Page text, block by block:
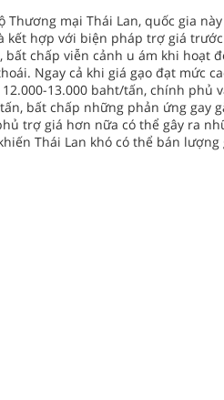
Thương mại Thái Lan, quốc gia
kết hợp với biện pháp trợ giá
chấp viễn cảnh u ám khi hoạt
Ngay cả khi giá gạo đạt mức
13.000 baht/tấn, chính phủ
bất chấp những phản ứng gay
trợ giá hơn nữa có thể gây ra
Thái Lan khó có thể bán